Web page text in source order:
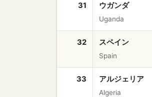
31 ウガンダ
Uganda
32 スペイン
Spain
33 アルジェリア
Algeria